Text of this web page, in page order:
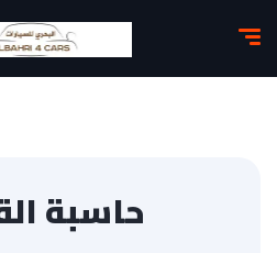
حاسبة